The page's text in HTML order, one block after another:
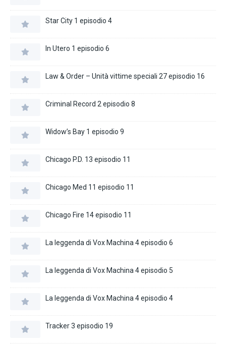
Star City 1 episodio 4
In Utero 1 episodio 6
Law & Order – Unità vittime speciali 27 episodio 16
Criminal Record 2 episodio 8
Widow’s Bay 1 episodio 9
Chicago P.D. 13 episodio 11
Chicago Med 11 episodio 11
Chicago Fire 14 episodio 11
La leggenda di Vox Machina 4 episodio 6
La leggenda di Vox Machina 4 episodio 5
La leggenda di Vox Machina 4 episodio 4
Tracker 3 episodio 19